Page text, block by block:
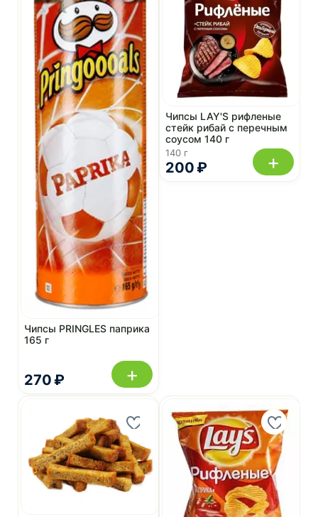
270 ₽
Чипсы PRINGLES паприка
165 г
+
200 ₽
Чипсы LAY'S рифленые
стейк рибай с перечным
соусом 140 г
140 г +